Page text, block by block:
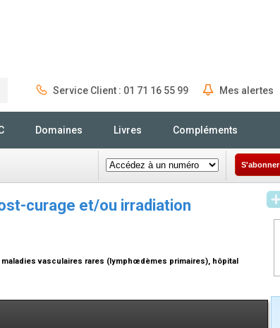
Service Client : 01 71 16 55 99 Mes alertes
Domaines Livres Compléments
S'abonner
curage et/ou irradiation
vasculaires rares (lymphœdèmes primaires), hôpital